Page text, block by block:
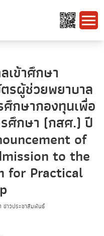
เข้าศึกษา
รผู้ช่วยพยาบาล
กษากองทุนเพื่อ
ศึกษา (กสศ.) ปี
of
to the
for Practical
ข่าวประชาสัมพันธ์